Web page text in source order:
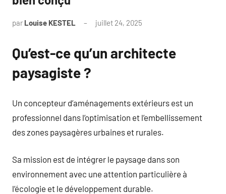
par Louise KESTEL juillet 24, 2025
Qu’est-ce qu’un architecte
paysagiste ?
Un concepteur d’aménagements extérieurs est un
professionnel dans l’optimisation et l’embellissement
des zones paysagères urbaines et rurales.
Sa mission est de intégrer le paysage dans son
environnement avec une attention particulière à
l’écologie et le développement durable.